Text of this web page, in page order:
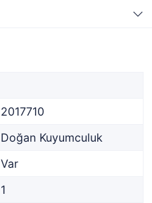
2017710
Doğan Kuyumculuk
Var
1